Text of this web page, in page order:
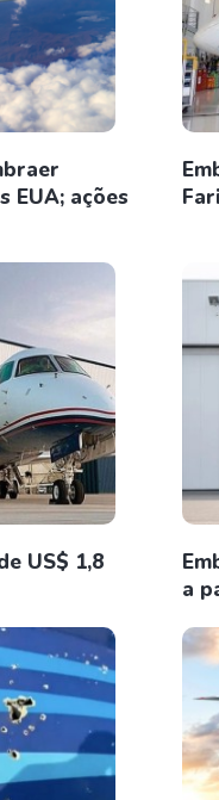
EUA; ações
US$ 1,8
a